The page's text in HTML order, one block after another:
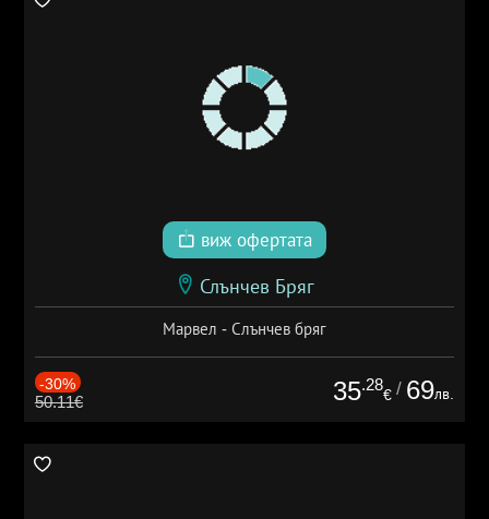
виж офертата
Слънчев Бряг
Марвел - Слънчев бряг
-30%
50.11€ 35.28
€ / 69лв.